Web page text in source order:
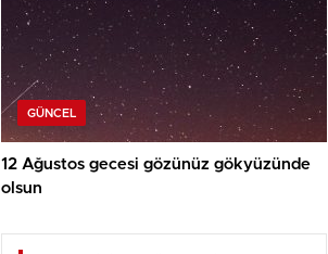
GÜNCEL
12 Ağustos gecesi gözünüz gökyüzünde
olsun